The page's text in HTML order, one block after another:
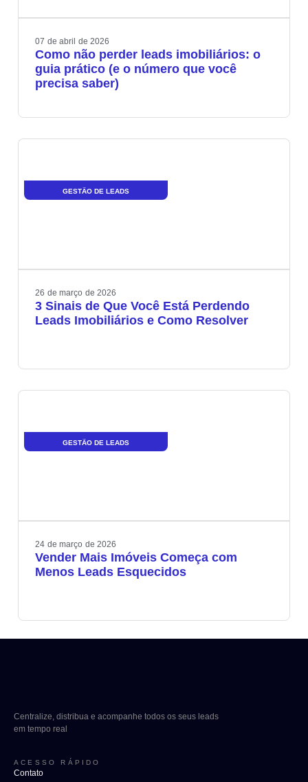
07 de abril de 2026
Como não perder leads imobiliários: o
guia prático (e o número que você
precisa saber)
GESTÃO DE LEADS
26 de março de 2026
3 Sinais de Que Você Está Perdendo
Leads Imobiliários e Como Resolver
GESTÃO DE LEADS
24 de março de 2026
Vender Mais Imóveis Começa com
Menos Leads Esquecidos
Centralize, distribua e acompanhe todos os seus leads
em tempo real
ACESSO RÁPIDO
Contato